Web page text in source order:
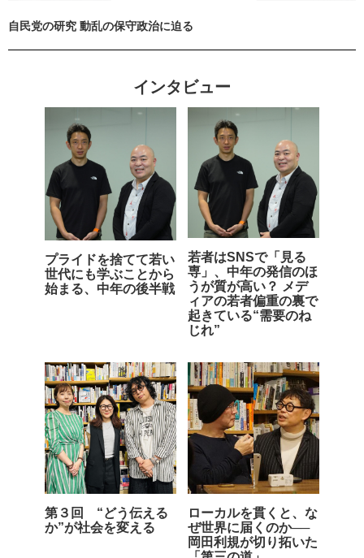
自民党の研究 動乱の保守政治に迫る
インタビュー
プライドを捨てて若い
世代にも学ぶことから
始まる、中年の後半戦
若者はSNSで「見る
専」、中年の発信のほ
うが質が高い？ メデ
ィアの若者偏重の裏で
起きている“需要のね
じれ”
第３回 “どう伝える
か”が社会を変える
ローカルを貫くと、な
ぜ世界に届くのか──
岡田利規が切り拓いた